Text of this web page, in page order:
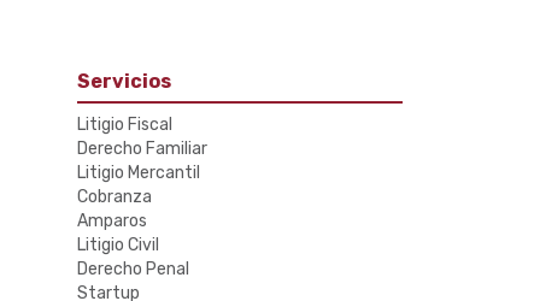
Servicios
Litigio Fiscal
Derecho Familiar
Litigio Mercantil
Cobranza
Amparos
Litigio Civil
Derecho Penal
Startup